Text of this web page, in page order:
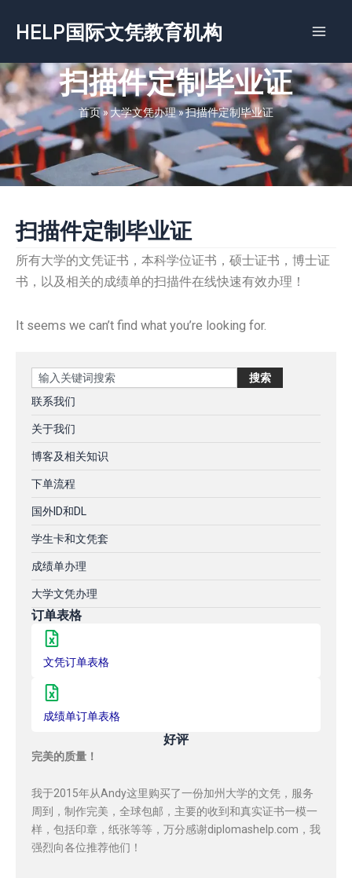
容
HELP国际文凭教育机构
扫描件定制毕业证
首页»大学文凭办理»扫描件定制毕业证
扫描件定制毕业证
所有大学的文凭证书，本科学位证书，硕士证书，博士证
书，以及相关的成绩单的扫描件在线快速有效办理！
It seems we can’t find what you’re looking for.
Search 搜索
联系我们
关于我们
博客及相关知识
下单流程
国外ID和DL
学生卡和文凭套
成绩单办理
大学文凭办理
订单表格
文凭订单表格
成绩单订单表格
好评
完美的质量！
我于2015年从Andy这里购买了一份加州大学的文凭，服务
周到，制作完美，全球包邮，主要的收到和真实证书一模一
样，包括印章，纸张等等，万分感谢diplomashelp.com，我
强烈向各位推荐他们！